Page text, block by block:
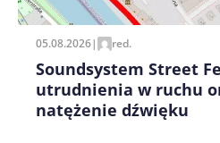
05.08.2026| red.
Soundsystem Street
utrudnienia w ruchu
natężenie dźwięku